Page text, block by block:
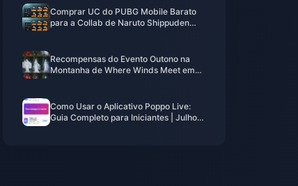
Comprar UC do PUBG Mobile Barato
para a Collab de Naruto Shippuden
Recompensas do Evento Outono na
Montanha de Where Winds Meet em
Como Usar o Aplicativo Poppo Live:
Guia Completo para Iniciantes | Julho